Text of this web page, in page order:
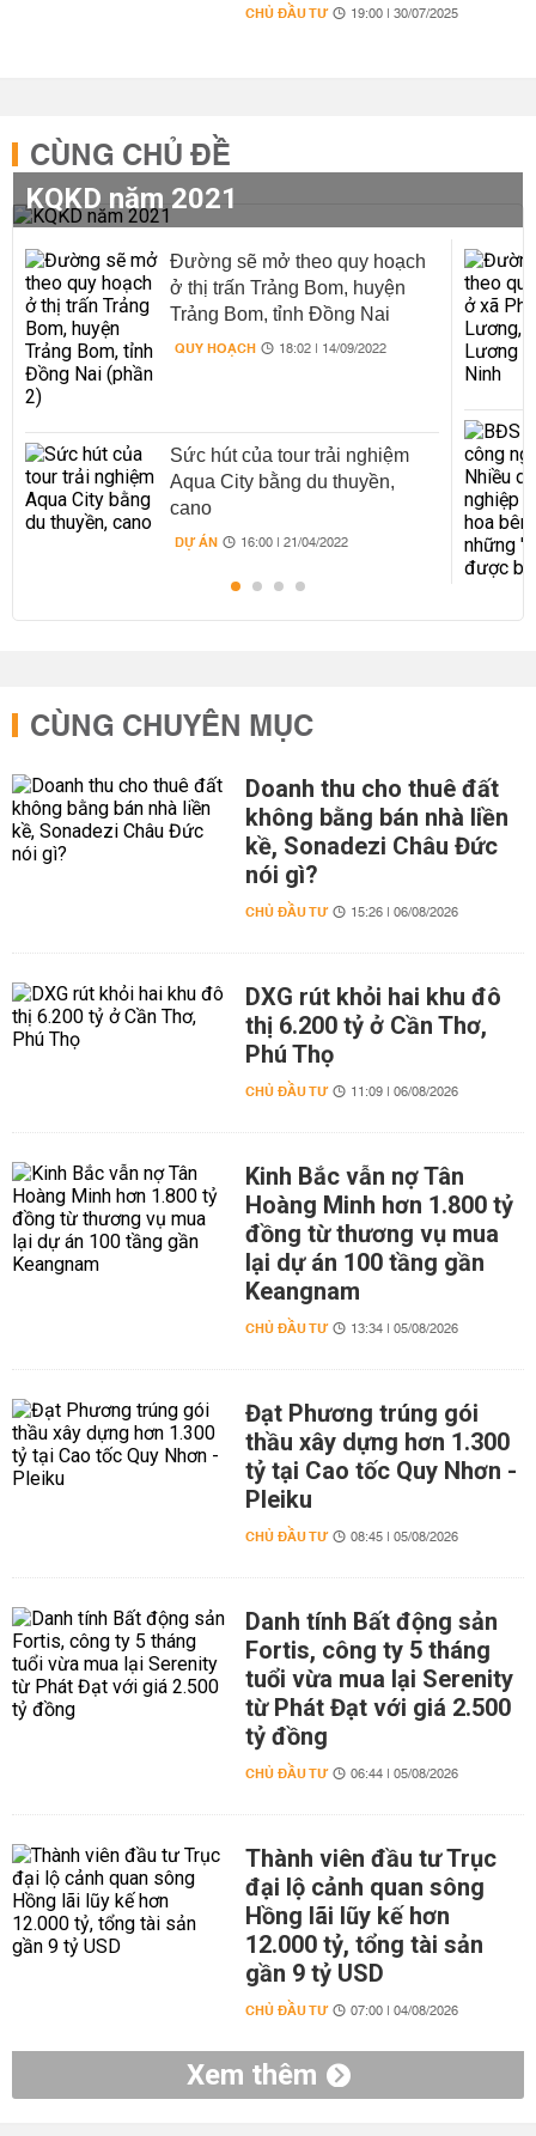
CHỦ ĐẦU TƯ 19:00 | 30/07/2025
CÙNG CHỦ ĐỀ
KQKD năm 2021
Đường sẽ mở theo quy hoạch
ở thị trấn Trảng Bom, huyện
Trảng Bom, tỉnh Đồng Nai
(phần 2)
QUY HOẠCH 18:02 | 14/09/2022
Sức hút của tour trải nghiệm
Aqua City bằng du thuyền,
cano
DỰ ÁN 16:00 | 21/04/2022
CÙNG CHUYÊN MỤC
Doanh thu cho thuê đất
không bằng bán nhà liền
kề, Sonadezi Châu Đức
nói gì?
CHỦ ĐẦU TƯ 15:26 | 06/08/2026
DXG rút khỏi hai khu đô
thị 6.200 tỷ ở Cần Thơ,
Phú Thọ
CHỦ ĐẦU TƯ 11:09 | 06/08/2026
Kinh Bắc vẫn nợ Tân
Hoàng Minh hơn 1.800 tỷ
đồng từ thương vụ mua
lại dự án 100 tầng gần
Keangnam
CHỦ ĐẦU TƯ 13:34 | 05/08/2026
Đạt Phương trúng gói
thầu xây dựng hơn 1.300
tỷ tại Cao tốc Quy Nhơn -
Pleiku
CHỦ ĐẦU TƯ 08:45 | 05/08/2026
Danh tính Bất động sản
Fortis, công ty 5 tháng
tuổi vừa mua lại Serenity
từ Phát Đạt với giá 2.500
tỷ đồng
CHỦ ĐẦU TƯ 06:44 | 05/08/2026
Thành viên đầu tư Trục
đại lộ cảnh quan sông
Hồng lãi lũy kế hơn
12.000 tỷ, tổng tài sản
gần 9 tỷ USD
CHỦ ĐẦU TƯ 07:00 | 04/08/2026
Xem thêm